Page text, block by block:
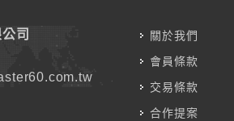
司
關於我們
會員條款
交易條款
合作提案